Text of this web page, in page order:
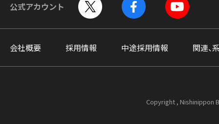
公式アカウント
会社概要 採用情報 中途採用情報 関連、
Copyright , Nishinippon